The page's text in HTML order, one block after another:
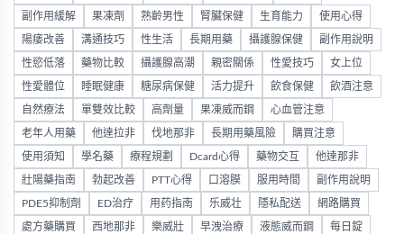
副作用緩解 果凍劑 熟齡男性 腎臟保健 生育能力 使用心得
陽痿改善 溝通技巧 性生活 長期用藥 攝護腺保健 副作用說明
性慾低落 藥物比較 攝護腺高潮 親密關係 性愛技巧 女上位
性愛體位 睡眠健康 糖尿病保健 活力提升 飲食保健 飲酒注意
自然療法 單雙效比較 高劑量 果凍威而鋼 心血管注意
老年人用藥 他達拉非 伐地那非 長期用藥風險 購買注意
使用須知 學名藥 療程規劃 Dcard心得 藥物交互 他達那非
壯陽藥指南 勃起改善 PTT心得 口溶膜 服用時間 副作用說明
PDE5抑制劑 ED治疗 用药指南 乐威壮 隱私配送 網路購買
處方藥購買 西地那非 樂威壯 早洩治療 液態威而鋼 每日錠